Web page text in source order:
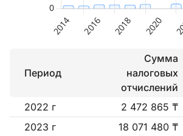
Период
Сумма
налоговых
отчислений
2022 г 2 472 865 ₸
2023 г
18 071 480 ₸